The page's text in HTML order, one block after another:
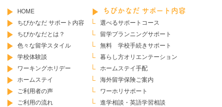
HOME
ちびかなだ サポート内容
ちびかなだとは？
色々な留学スタイル
学校体験談
ワーキングホリデー
ホームステイ
ご利用者の声
ご利用の流れ
ちびかなだ サポート内容
選べるサポートコース
留学プランニングサポート
無料 学校手続きサポート
暮らし方オリエンテーション
ホームステイ手配
海外留学保険ご案内
ワーホリサポート
進学相談・英語学習相談